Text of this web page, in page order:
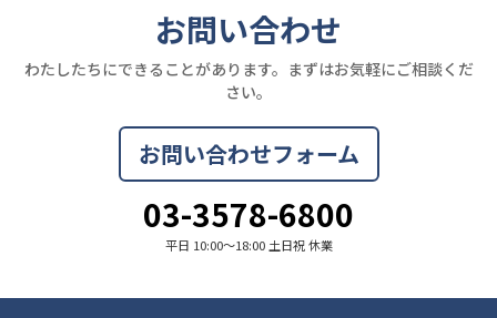
お問い合わせ
わたしたちにできることがあります。まずはお気軽にご相談くだ
さい。
お問い合わせフォーム
03-3578-6800
平日 10:00〜18:00 土日祝 休業